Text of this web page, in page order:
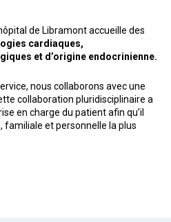
de Libramont accueille des
cardiaques,
et d’origine endocrinienne.
nous collaborons avec une
collaboration pluridisciplinaire a
en charge du patient afin qu’il
familiale et personnelle la plus